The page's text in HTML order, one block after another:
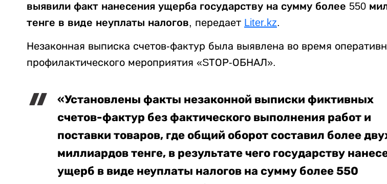
выявили факт нанесения ущерба государству на сумму более 550
тенге в виде неуплаты налогов, передает Liter.kz.
Незаконная выписка счетов-фактур была выявлена во время
профилактического мероприятия «SТОР-ОБНАЛ».
«Установлены факты незаконной выписки фиктивных
счетов-фактур без фактического выполнения работ и
поставки товаров, где общий оборот составил более
миллиардов тенге, в результате чего государству
ущерб в виде неуплаты налогов на сумму более 550